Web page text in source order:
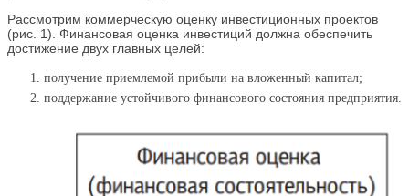
Рассмотрим коммерческую оценку инвестиционных проектов
(рис. 1). Финансовая оценка инвестиций должна обеспечить
достижение двух главных целей:
получение приемлемой прибыли на вложенный капитал;
поддержание устойчивого финансового состояния предприятия.